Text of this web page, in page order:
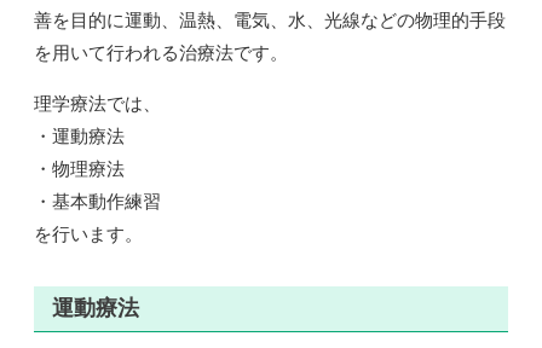
善を目的に運動、温熱、電気、水、光線などの物理的手段
を用いて行われる治療法です。
理学療法では、
・運動療法
・物理療法
・基本動作練習
を行います。
運動療法